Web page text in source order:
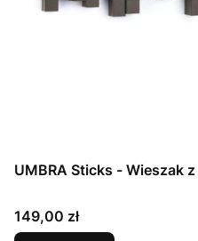
UMBRA Sticks - Wieszak
Cena
149,00 zł